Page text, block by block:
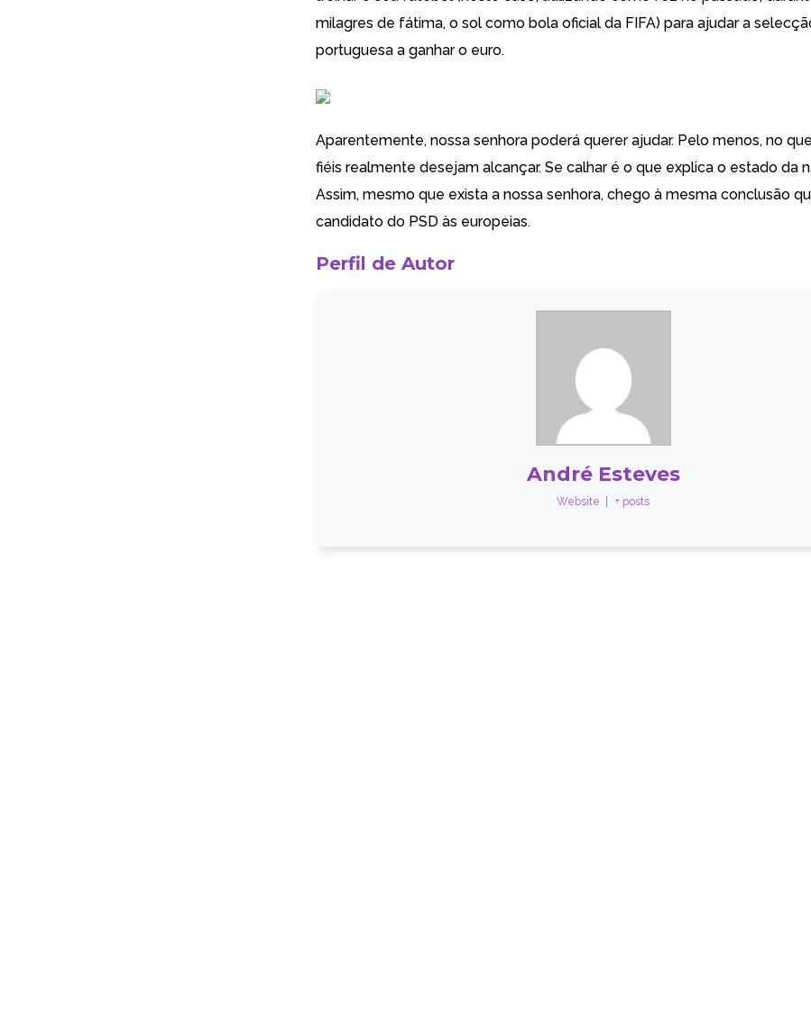
milagres de fátima, o sol como bola oficial da FIFA) para ajudar a
portuguesa a ganhar o euro.
Aparentemente, nossa senhora poderá querer ajudar. Pelo menos, no
fiéis realmente desejam alcançar. Se calhar é o que explica o estado da
Assim, mesmo que exista a nossa senhora, chego à mesma conclusão
candidato do PSD às europeias.
Perfil de Autor
André Esteves
Website + posts